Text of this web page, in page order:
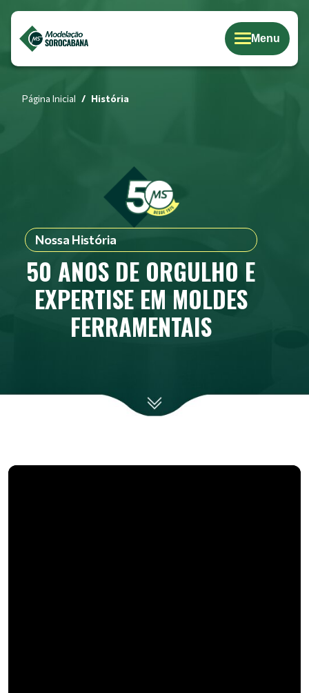
Menu
Página Inicial História
Nossa História
50 ANOS DE ORGULHO E
EXPERTISE EM MOLDES
FERRAMENTAIS